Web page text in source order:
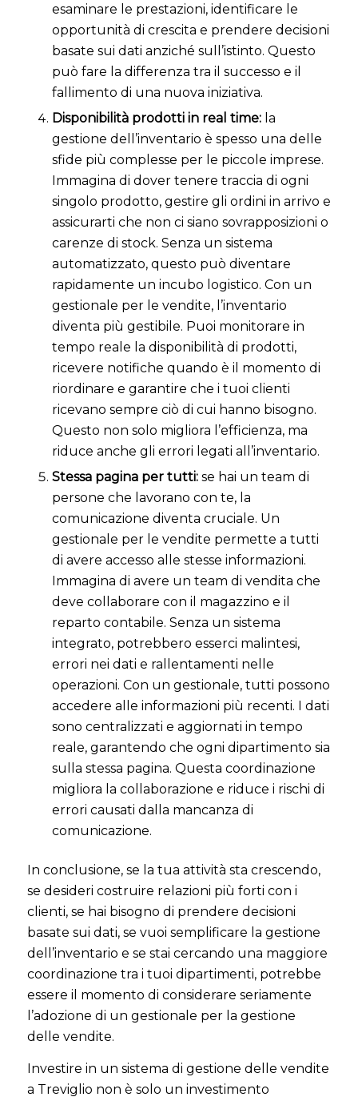
esaminare le prestazioni, identificare le
opportunità di crescita e prendere decisioni
basate sui dati anziché sull’istinto. Questo
può fare la differenza tra il successo e il
fallimento di una nuova iniziativa.
Disponibilità prodotti in real time: la
gestione dell’inventario è spesso una delle
sfide più complesse per le piccole imprese.
Immagina di dover tenere traccia di ogni
singolo prodotto, gestire gli ordini in arrivo e
assicurarti che non ci siano sovrapposizioni o
carenze di stock. Senza un sistema
automatizzato, questo può diventare
rapidamente un incubo logistico. Con un
gestionale per le vendite, l’inventario
diventa più gestibile. Puoi monitorare in
tempo reale la disponibilità di prodotti,
ricevere notifiche quando è il momento di
riordinare e garantire che i tuoi clienti
ricevano sempre ciò di cui hanno bisogno.
Questo non solo migliora l’efficienza, ma
riduce anche gli errori legati all’inventario.
Stessa pagina per tutti: se hai un team di
persone che lavorano con te, la
comunicazione diventa cruciale. Un
gestionale per le vendite permette a tutti
di avere accesso alle stesse informazioni.
Immagina di avere un team di vendita che
deve collaborare con il magazzino e il
reparto contabile. Senza un sistema
integrato, potrebbero esserci malintesi,
errori nei dati e rallentamenti nelle
operazioni. Con un gestionale, tutti possono
accedere alle informazioni più recenti. I dati
sono centralizzati e aggiornati in tempo
reale, garantendo che ogni dipartimento sia
sulla stessa pagina. Questa coordinazione
migliora la collaborazione e riduce i rischi di
errori causati dalla mancanza di
comunicazione.
In conclusione, se la tua attività sta crescendo,
se desideri costruire relazioni più forti con i
clienti, se hai bisogno di prendere decisioni
basate sui dati, se vuoi semplificare la gestione
dell’inventario e se stai cercando una maggiore
coordinazione tra i tuoi dipartimenti, potrebbe
essere il momento di considerare seriamente
l’adozione di un gestionale per la gestione
delle vendite.
Investire in un sistema di gestione delle vendite
a Treviglio non è solo un investimento